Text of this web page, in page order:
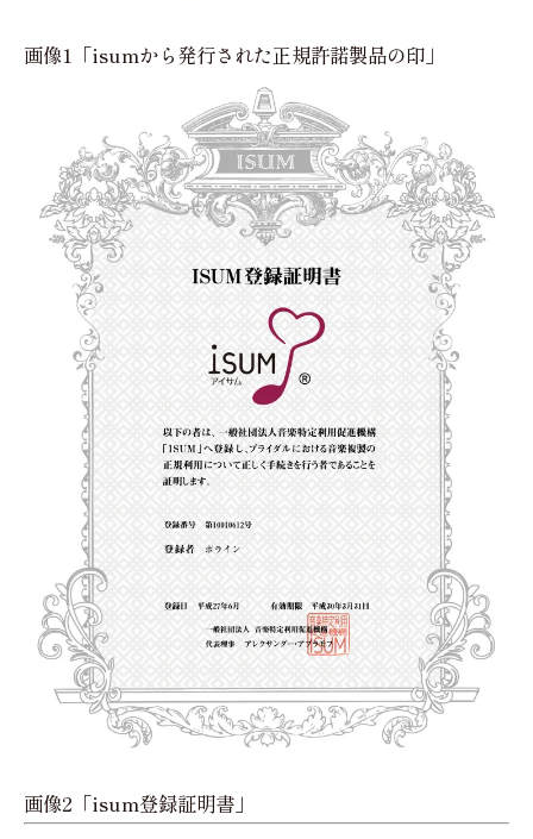
画像1「isumから発行された正規許諾製品の印」
画像2「isum登録証明書」